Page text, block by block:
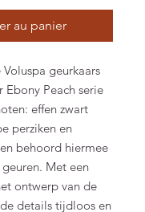
au panier
geurkaars
Ebony Peach serie
effen zwart
perziken en
behoord hiermee
Met een
ontwerp van de
details tijdloos en